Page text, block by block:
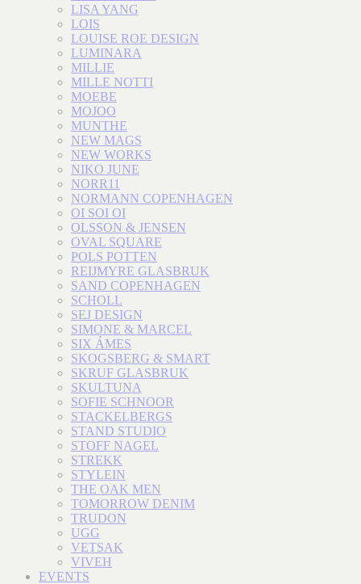
LISA YANG
LOIS
LOUISE ROE DESIGN
LUMINARA
MILLIE
MILLE NOTTI
MOEBE
MOJOO
MUNTHE
NEW MAGS
NEW WORKS
NIKO JUNE
NORR11
NORMANN COPENHAGEN
OI SOI OI
OLSSON & JENSEN
OVAL SQUARE
POLS POTTEN
REIJMYRE GLASBRUK
SAND COPENHAGEN
SCHOLL
SEJ DESIGN
SIMONE & MARCEL
SIX ÁMES
SKOGSBERG & SMART
SKRUF GLASBRUK
SKULTUNA
SOFIE SCHNOOR
STACKELBERGS
STAND STUDIO
STOFF NAGEL
STREKK
STYLEIN
THE OAK MEN
TOMORROW DENIM
TRUDON
UGG
VETSAK
VIVEH
EVENTS